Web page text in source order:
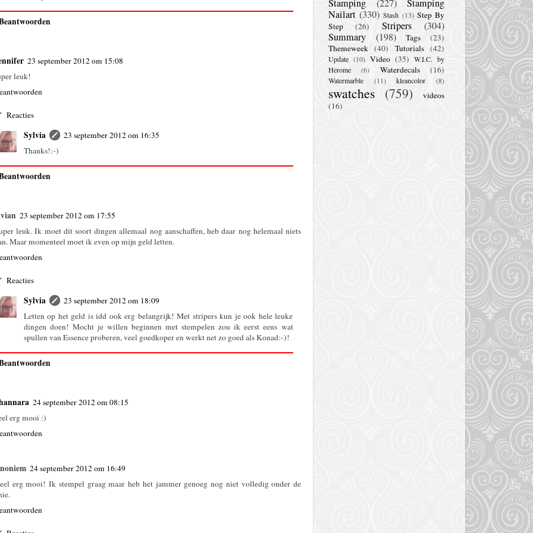
23 september 2012 om 15:08
leuk!
Reacties
Sylvia
23 september 2012 om 16:35
Thanks!:-)
23 september 2012 om 17:55
leuk. Ik moet dit soort dingen allemaal nog aanschaffen, heb daar nog helemaal niets
Maar momenteel moet ik even op mijn geld letten.
Reacties
Sylvia
23 september 2012 om 18:09
Letten op het geld is idd ook erg belangrijk! Met stripers kun je ook hele leuke
dingen doen! Mocht je willen beginnen met stempelen zou ik eerst eens wat
spullen van Essence proberen, veel goedkoper en werkt net zo goed als Konad:-)!
24 september 2012 om 08:15
erg mooi :)
24 september 2012 om 16:49
erg mooi! Ik stempel graag maar heb het jammer genoeg nog niet volledig onder de
Stamping (227)
Stamping
Nailart (330) Stash (13) Step By
Step
(26) Stripers
(304)
Summary
(198) Tags
(23)
Themeweek (40) Tutorials (42)
Update (10) Video (35) W.I.C. by
Herome
(6) Waterdecals (16)
Watermarble (11) kleancolor (8)
swatches (759)
videos
(16)